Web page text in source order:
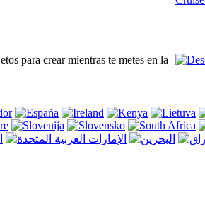
para crear mientras te metes en la